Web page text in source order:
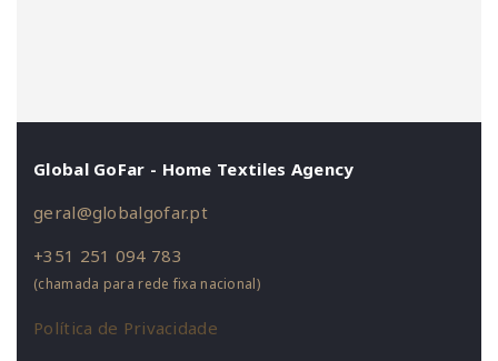
Global GoFar - Home Textiles Agency
geral@globalgofar.pt
+351 251 094 783
(chamada para rede fixa nacional)
Política de Privacidade